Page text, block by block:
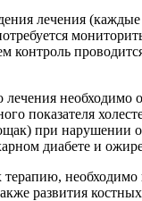
лечения
контроль
необходимо
показателя
при нарушении
диабете и
необходимо
развития